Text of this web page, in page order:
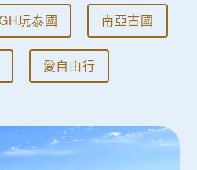
玩泰國 南亞古國
愛自由行